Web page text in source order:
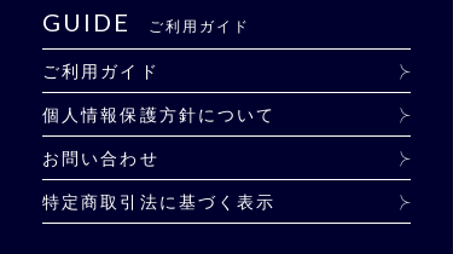
GUIDE ご利用ガイド
ご利用ガイド
個人情報保護方針について
お問い合わせ
特定商取引法に基づく表示